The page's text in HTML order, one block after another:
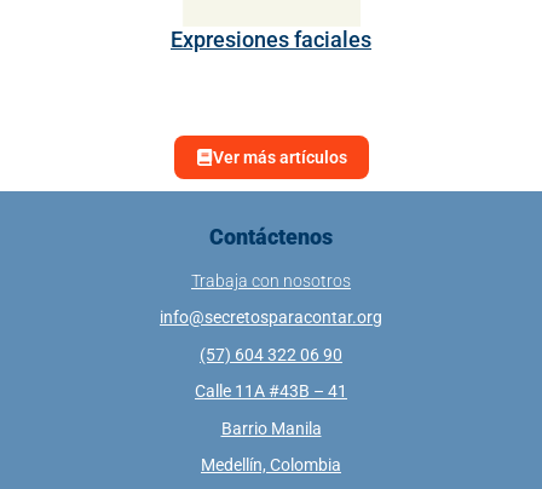
Expresiones faciales
Ver más artículos
Contáctenos
Trabaja con nosotros
info@secretosparacontar.org
(57) 604 322 06 90
Calle 11A #43B – 41
Barrio Manila
Medellín, Colombia